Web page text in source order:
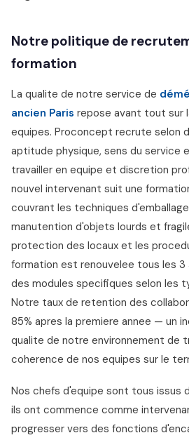
Notre politique de
formation
La qualite de notre service de
ancien Paris repose avant tout sur
equipes. Proconcept recrute selon
aptitude physique, sens du service
travailler en equipe et discretion
nouvel intervenant suit une
couvrant les techniques
manutention d'objets lourds et
protection des locaux et les
formation est renouvelee tous les
des modules specifiques selon les
Notre taux de retention des
85% apres la premiere annee — un
qualite de notre environnement de
coherence de nos equipes sur le
Nos chefs d'equipe sont tous issus
ils ont commence comme
progresser vers des fonctions